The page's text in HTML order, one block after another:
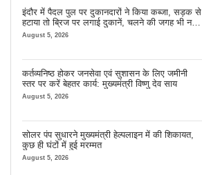
इंदौर में पैदल पुल पर दुकानदारों ने किया कब्जा, सड़क से
हटाया तो ब्रिज पर लगाई दुकानें, चलने की जगह भी नहीं
मिल रही
August 5, 2026
कर्तव्यनिष्ठ होकर जनसेवा एवं सुशासन के लिए जमीनी
स्तर पर करें बेहतर कार्य: मुख्यमंत्री विष्णु देव साय
August 5, 2026
सोलर पंप सुधारने मुख्यमंत्री हेल्पलाइन में की शिकायत,
कुछ ही घंटों में हुई मरम्मत
August 5, 2026